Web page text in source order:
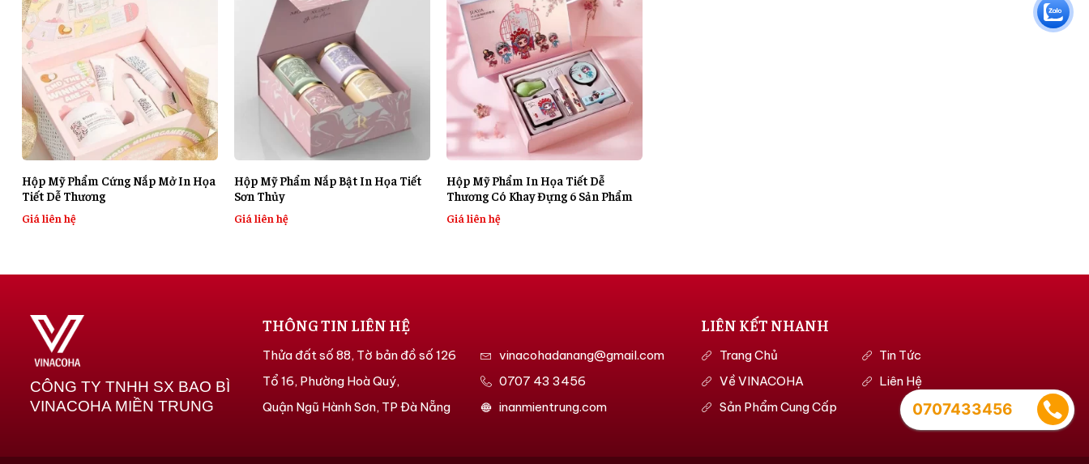
Hộp Mỹ Phẩm Cứng Nắp Mở In Họa
Tiết Dễ Thương
Giá liên hệ
Hộp Mỹ Phẩm Nắp Bật In Họa Tiết
Sơn Thủy
Giá liên hệ
Hộp Mỹ Phẩm In Họa Tiết Dễ
Thương Có Khay Đựng 6 Sản Phẩm
Giá liên hệ
CÔNG TY TNHH SX BAO BÌ
VINACOHA MIỀN TRUNG
THÔNG TIN LIÊN HỆ
Thửa đất số 88, Tờ bản đồ số 126
Tổ 16, Phường Hoà Quý,
Quận Ngũ Hành Sơn, TP Đà Nẵng
vinacohadanang@gmail.com
0707 43 3456
inanmientrung.com
0707433456
LIÊN KẾT NHANH
Trang Chủ
Về VINACOHA
Sản Phẩm Cung Cấp
Tin Tức
Liên Hệ